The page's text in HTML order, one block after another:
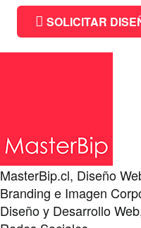
SOLICITAR
MasterBip.cl, Diseño
Branding e Imagen
Diseño y Desarrollo